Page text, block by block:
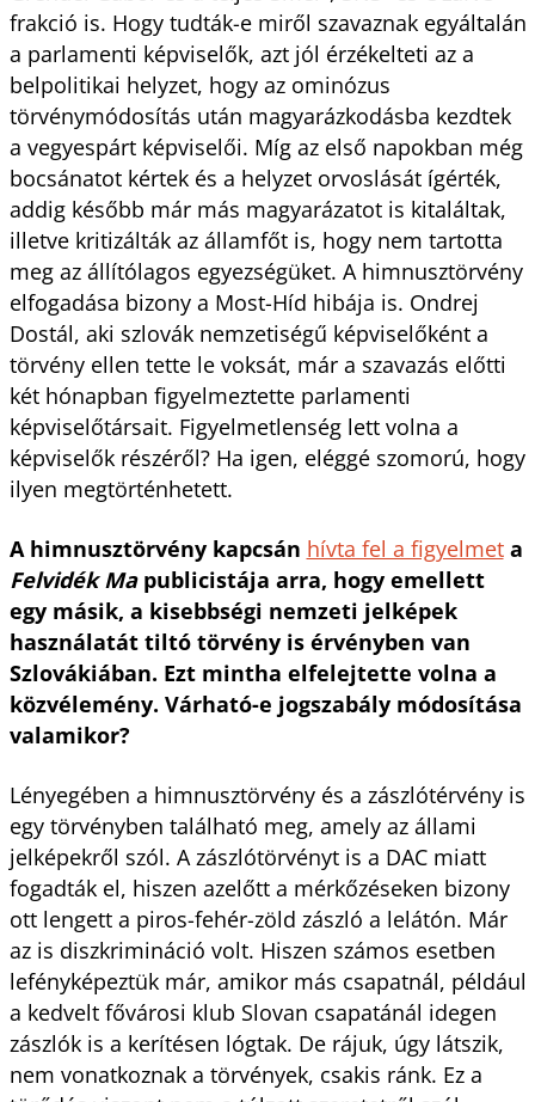
frakció is. Hogy tudták-e miről szavaznak egyáltalán
a parlamenti képviselők, azt jól érzékelteti az a
belpolitikai helyzet, hogy az ominózus
törvénymódosítás után magyarázkodásba kezdtek
a vegyespárt képviselői. Míg az első napokban még
bocsánatot kértek és a helyzet orvoslását ígérték,
addig később már más magyarázatot is kitaláltak,
illetve kritizálták az államfőt is, hogy nem tartotta
meg az állítólagos egyezségüket. A himnusztörvény
elfogadása bizony a Most-Híd hibája is. Ondrej
Dostál, aki szlovák nemzetiségű képviselőként a
törvény ellen tette le voksát, már a szavazás előtti
két hónapban figyelmeztette parlamenti
képviselőtársait. Figyelmetlenség lett volna a
képviselők részéről? Ha igen, eléggé szomorú, hogy
ilyen megtörténhetett.
A himnusztörvény kapcsán hívta fel a figyelmeta
Felvidék Mapublicistája arra, hogy emellett
egy másik, a kisebbségi nemzeti jelképek
használatát tiltó törvény is érvényben van
Szlovákiában. Ezt mintha elfelejtette volna a
közvélemény. Várható-e jogszabály módosítása
valamikor?
Lényegében a himnusztörvény és a zászlótérvény is
egy törvényben található meg, amely az állami
jelképekről szól. A zászlótörvényt is a DAC miatt
fogadták el, hiszen azelőtt a mérkőzéseken bizony
ott lengett a piros-fehér-zöld zászló a lelátón. Már
az is diszkrimináció volt. Hiszen számos esetben
lefényképeztük már, amikor más csapatnál, például
a kedvelt fővárosi klub Slovan csapatánál idegen
zászlók is a kerítésen lógtak. De rájuk, úgy látszik,
nem vonatkoznak a törvények, csakis ránk. Ez a